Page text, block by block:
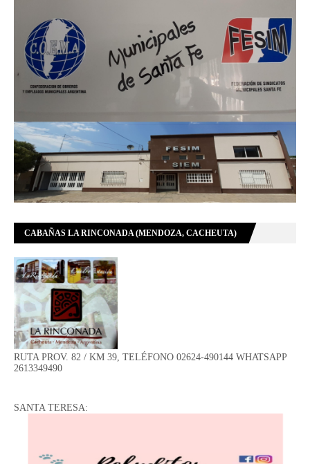
CABAÑAS LA RINCONADA (MENDOZA, CACHEUTA)
RUTA PROV. 82 / KM 39, TELÉFONO 02624-490144 WHATSAPP
2613349490
SANTA TERESA: